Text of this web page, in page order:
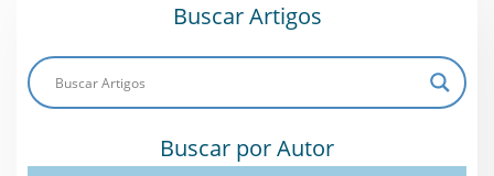
Buscar Artigos
Buscar por Autor